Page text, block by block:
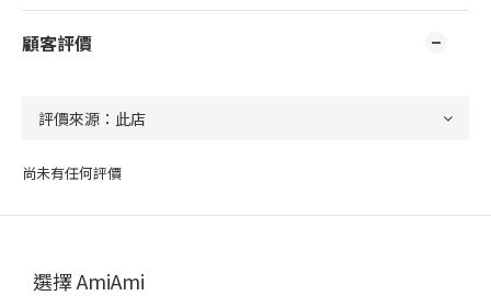
顧客評價
尚未有任何評價
選擇 AmiAmi